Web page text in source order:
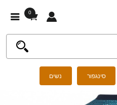
0
סינגפור נשים